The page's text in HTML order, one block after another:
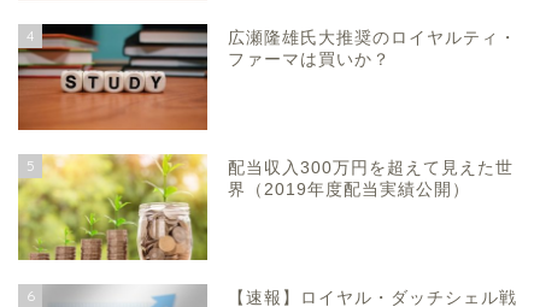
4
広瀬隆雄氏大推奨のロイヤルティ・
ファーマは買いか？
5
配当収入300万円を超えて見えた世
界（2019年度配当実績公開）
6
【速報】ロイヤル・ダッチシェル戦